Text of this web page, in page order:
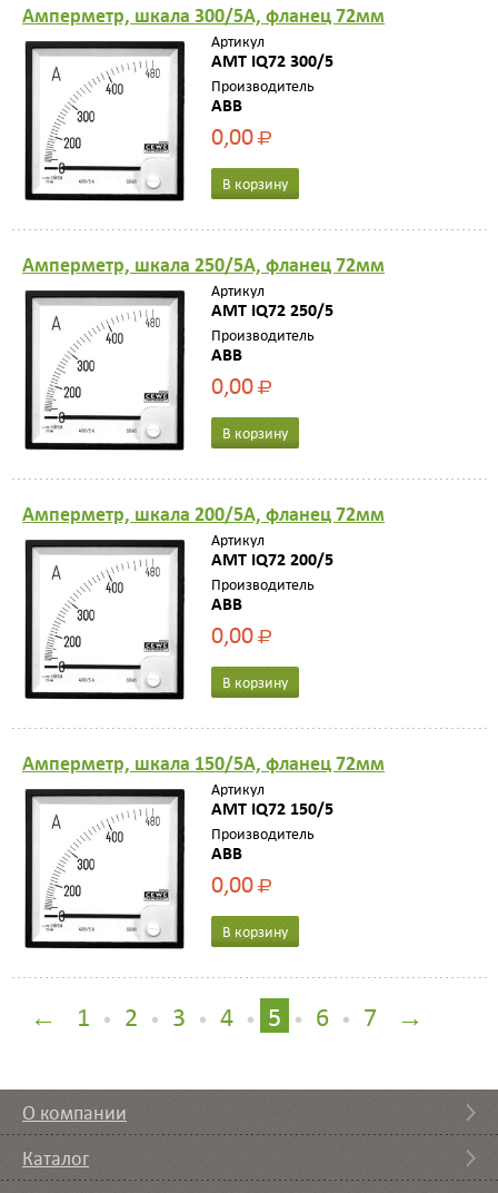
Амперметр, шкала 300/5A, фланец 72мм
Артикул
AMT IQ72 300/5
Производитель
ABB
0,00Р
В корзину
Амперметр, шкала 250/5A, фланец 72мм
Артикул
AMT IQ72 250/5
Производитель
ABB
0,00Р
В корзину
Амперметр, шкала 200/5A, фланец 72мм
Артикул
AMT IQ72 200/5
Производитель
ABB
0,00Р
В корзину
Амперметр, шкала 150/5A, фланец 72мм
Артикул
AMT IQ72 150/5
Производитель
ABB
0,00Р
В корзину
← 1 • 2 • 3 • 4 • 5 • 6 • 7 →
О компании
Каталог